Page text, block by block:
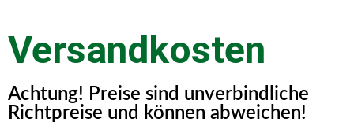
Versandkosten
Achtung! Preise sind unverbindliche
Richtpreise und können abweichen!